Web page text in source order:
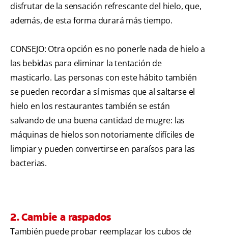
disfrutar de la sensación refrescante del hielo, que,
además, de esta forma durará más tiempo.
CONSEJO: Otra opción es no ponerle nada de hielo a
las bebidas para eliminar la tentación de
masticarlo. Las personas con este hábito también
se pueden recordar a sí mismas que al saltarse el
hielo en los restaurantes también se están
salvando de una buena cantidad de mugre: las
máquinas de hielos son notoriamente difíciles de
limpiar y pueden convertirse en paraísos para las
bacterias.
2. Cambie a raspados
También puede probar reemplazar los cubos de